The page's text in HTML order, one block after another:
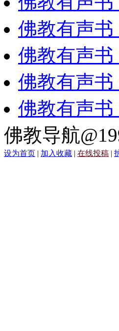
佛教有声
佛教有声
佛教有声
佛教有声
佛教导航
设为首页 | 加入收藏 | 在线投稿 |